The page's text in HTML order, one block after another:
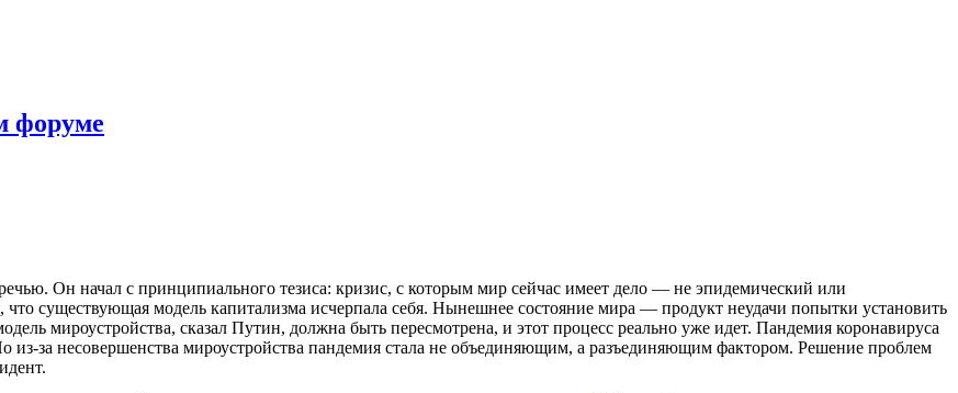
форуме
Он начал с принципиального тезиса: кризис, с которым мир сейчас имеет дело — не эпидемический или
существующая модель капитализма исчерпала себя. Нынешнее состояние мира — продукт неудачи попытки установить
мироустройства, сказал Путин, должна быть пересмотрена, и этот процесс реально уже идет. Пандемия коронавируса
из-за несовершенства мироустройства пандемия стала не объединяющим, а разъединяющим фактором. Решение проблем